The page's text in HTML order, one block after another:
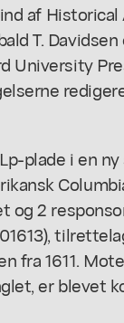
af
T.
University
plade i en ny
og 2
fra 1611.
er blevet